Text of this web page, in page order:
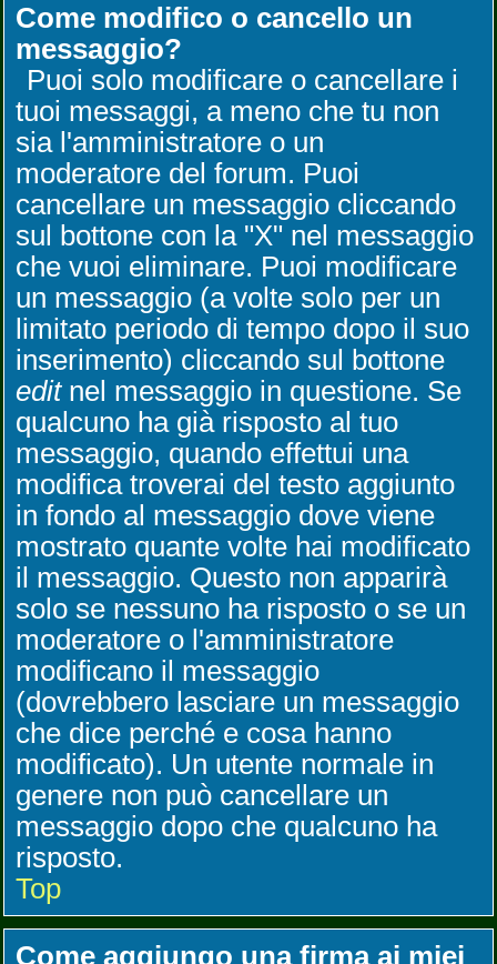
Come modifico o cancello un
messaggio?
Puoi solo modificare o cancellare i
tuoi messaggi, a meno che tu non
sia l'amministratore o un
moderatore del forum. Puoi
cancellare un messaggio cliccando
sul bottone con la "X" nel messaggio
che vuoi eliminare. Puoi modificare
un messaggio (a volte solo per un
limitato periodo di tempo dopo il suo
inserimento) cliccando sul bottone
editnel messaggio in questione. Se
qualcuno ha già risposto al tuo
messaggio, quando effettui una
modifica troverai del testo aggiunto
in fondo al messaggio dove viene
mostrato quante volte hai modificato
il messaggio. Questo non apparirà
solo se nessuno ha risposto o se un
moderatore o l'amministratore
modificano il messaggio
(dovrebbero lasciare un messaggio
che dice perché e cosa hanno
modificato). Un utente normale in
genere non può cancellare un
messaggio dopo che qualcuno ha
risposto.
Top
Come aggiungo una firma ai miei